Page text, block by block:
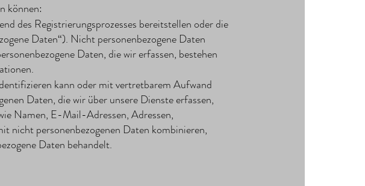
können:
des Registrierungsprozesses bereitstellen oder die
Daten“). Nicht personenbezogene Daten
Daten, die wir erfassen, bestehen
kann oder mit vertretbarem Aufwand
Daten, die wir über unsere Dienste erfassen,
Namen, E-Mail-Adressen, Adressen,
nicht personenbezogenen Daten kombinieren,
Daten behandelt.